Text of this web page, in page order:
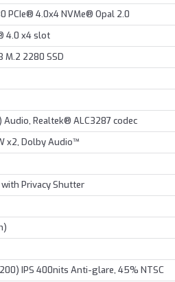
PCIe® 4.0x4 NVMe® Opal 2.0
4.0 x4 slot
M.2 2280 SSD
Realtek® ALC3287 codec
x2, Dolby Audio™
with Privacy Shutter
IPS 400nits Anti-glare, 45% NTSC